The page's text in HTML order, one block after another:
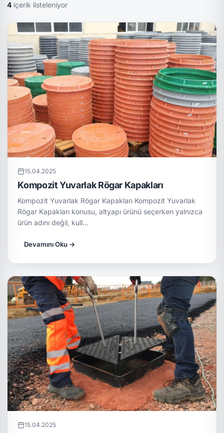
4 içerik listeleniyor
15.04.2025
Kompozit Yuvarlak Rögar Kapakları
Kompozit Yuvarlak Rögar Kapakları Kompozit Yuvarlak
Rögar Kapakları konusu, altyapı ürünü seçerken yalnızca
ürün adını değil, kull…
Devamını Oku →
15.04.2025